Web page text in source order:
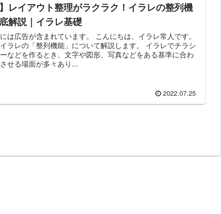
】レイアウト整理がラクラク！イラレの整列機
解説｜イラレ基礎
は広告が含まれています。 こんにちは、イラレ常人です。
ラレの「整列機能」について解説します。 イラレでチラシ
などを作るとき、文字や図形、写真などをある基準に合わ
せる場面が多々あり...
2022.07.25